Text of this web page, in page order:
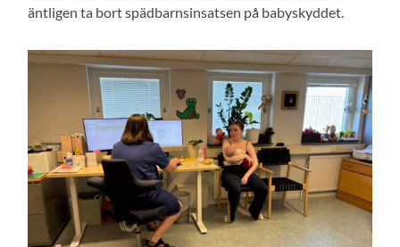
äntligen ta bort spädbarnsinsatsen på babyskyddet.